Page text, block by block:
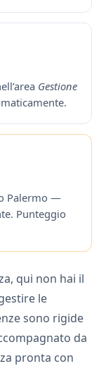
Gestione
Palermo —
Punteggio
qui non hai il
le
sono rigide
da
pronta con